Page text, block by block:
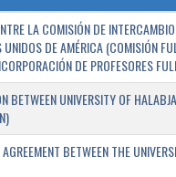
LA COMISIÓN DE
UNIDOS DE AMÉRICA (COMISIÓN
DE PROFESORES
BETWEEN UNIVERSITY OF
BETWEEN THE